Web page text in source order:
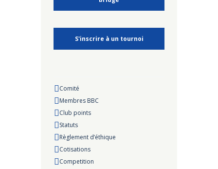
S'inscrire à un tournoi
Comité
Membres BBC
Club points
Statuts
Règlement d’éthique
Cotisations
Competition